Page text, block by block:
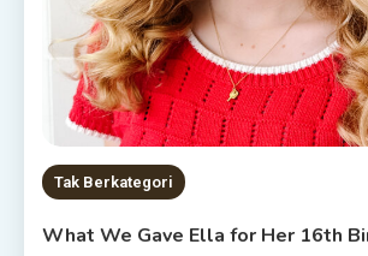
Tak Berkategori
What We Gave Ella for Her 16th